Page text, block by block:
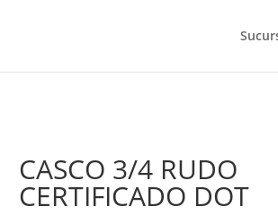
CASCO 3/4 RUDO
CERTIFICADO DOT